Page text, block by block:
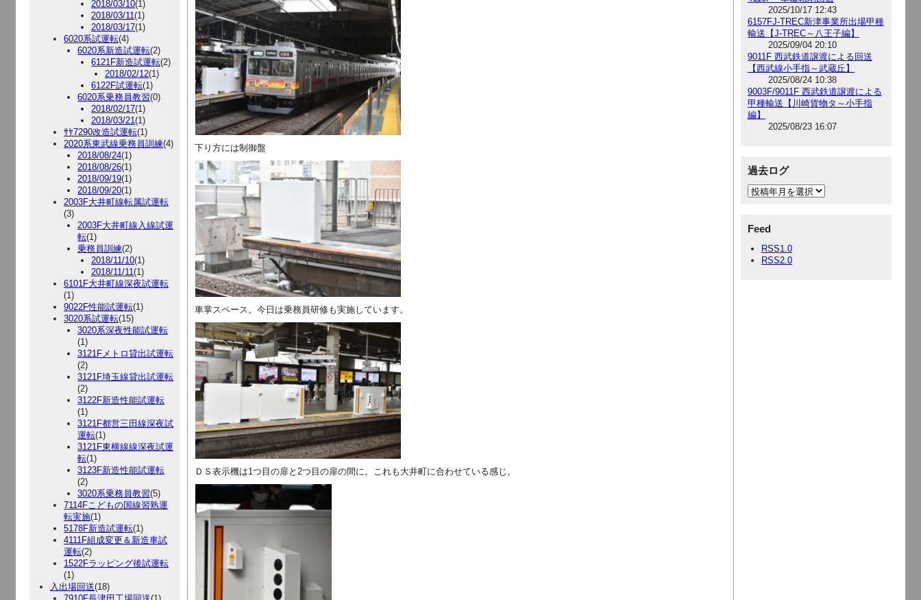
2018/03/10(1)
2018/03/11(1)
2018/03/17(1)
6020系試運転(4)
6020系新造試運転(2)
6121F新造試運転(2)
2018/02/12(1)
6122F試運転(1)
6020系乗務員教習(0)
2018/02/17(1)
2018/03/21(1)
ｻﾔ7290改造試運転(1)
2020系東武線乗務員訓練(4)
2018/08/24(1)
2018/08/26(1)
2018/09/19(1)
2018/09/20(1)
2003F大井町線転属試運転
(3)
2003F大井町線入線試運
転(1)
乗務員訓練(2)
2018/11/10(1)
2018/11/11(1)
6101F大井町線深夜試運転
(1)
9022F性能試運転(1)
3020系試運転(15)
3020系深夜性能試運転
(1)
3121Fメトロ貸出試運転
(2)
3121F埼玉線貸出試運転
(2)
3122F新造性能試運転
(1)
3121F都営三田線深夜試
運転(1)
3121F東横線線深夜試運
転(1)
3123F新造性能試運転
(2)
3020系乗務員教習(5)
7114Fこどもの国線習熟運
転実施(1)
5178F新造試運転(1)
4111F組成変更＆新造車試
運転(2)
1522Fラッピング後試運転
(1)
入出場回送(18)
2025/10/17 12:43
6157FJ-TREC新津事業所出場甲種
輸送【J-TREC～八王子編】
2025/09/04 20:10
9011F 西武鉄道譲渡による回送
【西武線小手指～武蔵丘】
2025/08/24 10:38
9003F/9011F 西武鉄道譲渡による
甲種輸送【川崎貨物タ～小手指
編】
2025/08/23 16:07
過去ログ
Feed
RSS1.0
RSS2.0
下り方には制御盤
車掌スペース。今日は乗務員研修も実施しています。
ＤＳ表示機は1つ目の扉と2つ目の扉の間に。これも大井町に合わせている感じ。